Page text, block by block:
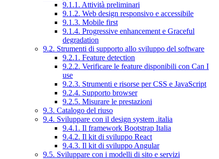
9.1.1. Attività preliminari
9.1.2. Web design responsivo e accessibile
9.1.3. Mobile first
9.1.4. Progressive enhancement e Graceful
degradation
9.2. Strumenti di supporto allo sviluppo del software
9.2.1. Feature detection
9.2.2. Verificare le feature disponibili con Can I
use
9.2.3. Strumenti e risorse per CSS e JavaScript
9.2.4. Supporto browser
9.2.5. Misurare le prestazioni
9.3. Catalogo del riuso
9.4. Sviluppare con il design system .italia
9.4.1. Il framework Bootstrap Italia
9.4.2. Il kit di sviluppo React
9.4.3. Il kit di sviluppo Angular
9.5. Sviluppare con i modelli di sito e servizi